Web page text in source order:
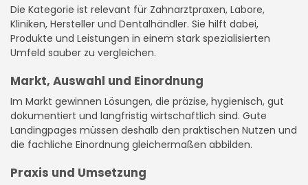
Die Kategorie ist relevant für Zahnarztpraxen, Labore,
Kliniken, Hersteller und Dentalhändler. Sie hilft dabei,
Produkte und Leistungen in einem stark spezialisierten
Umfeld sauber zu vergleichen.
Markt, Auswahl und Einordnung
Im Markt gewinnen Lösungen, die präzise, hygienisch, gut
dokumentiert und langfristig wirtschaftlich sind. Gute
Landingpages müssen deshalb den praktischen Nutzen und
die fachliche Einordnung gleichermaßen abbilden.
Praxis und Umsetzung